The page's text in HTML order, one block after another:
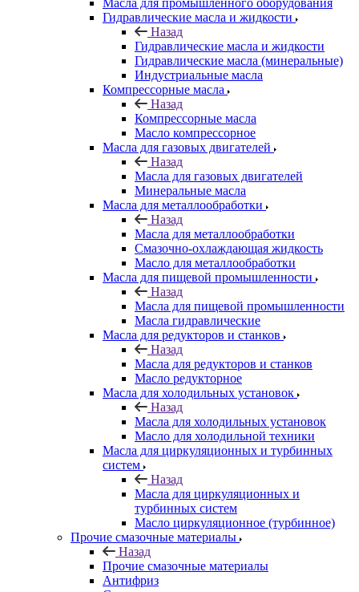
Масла для промышленного оборудования
Гидравлические масла и жидкости
Назад
Гидравлические масла и жидкости
Гидравлические масла (минеральные)
Индустриальные масла
Компрессорные масла
Назад
Компрессорные масла
Масло компрессорное
Масла для газовых двигателей
Назад
Масла для газовых двигателей
Минеральные масла
Масла для металлообработки
Назад
Масла для металлообработки
Смазочно-охлаждающая жидкость
Масло для металлообработки
Масла для пищевой промышленности
Назад
Масла для пищевой промышленности
Масла гидравлические
Масла для редукторов и станков
Назад
Масла для редукторов и станков
Масло редукторное
Масла для холодильных установок
Назад
Масла для холодильных установок
Масло для холодильной техники
Масла для циркуляционных и турбинных
систем
Назад
Масла для циркуляционных и
турбинных систем
Масло циркуляционное (турбинное)
Прочие смазочные материалы
Назад
Прочие смазочные материалы
Антифриз